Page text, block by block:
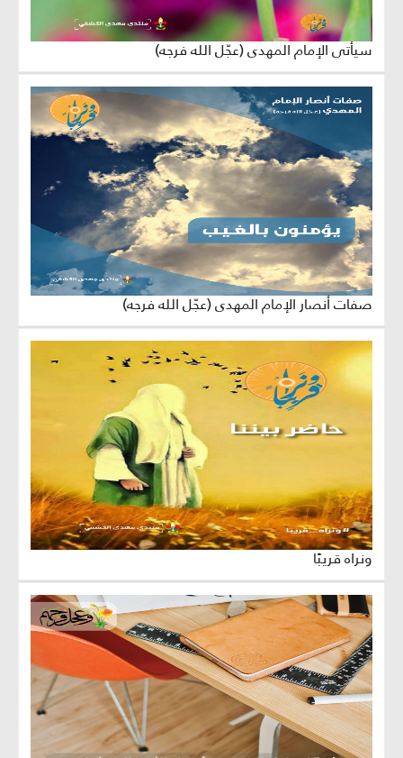
سيأتي الإمام المهدي (عجّل الله فرجه)
صفات أنصار الإمام المهدي (عجّل الله فرجه)
ونراه قريبًا